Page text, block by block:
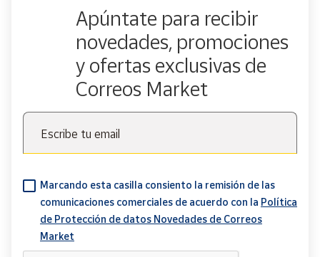
Apúntate para recibir
novedades, promociones
y ofertas exclusivas de
Correos Market
Escribe tu email
Marcando esta casilla consiento la remisión de las
comunicaciones comerciales de acuerdo con la Política
de Protección de datos Novedades de Correos
Market